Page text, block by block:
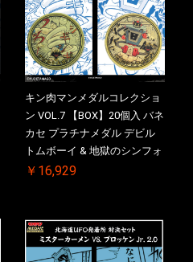
キン肉マンメダルコレクショ
ン VOL.7 【BOX】20個入 バネ
カセ プラチナメダル デビル
トムボーイ & 地獄のシンフォ
ニー ケース付き【初回購入特
一斉出荷予定
￥16,929